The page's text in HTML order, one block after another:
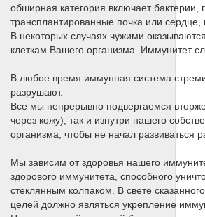
обширная категория включает
трансплантированные почка или
В некоторых случаях чужими
клеткам Вашего организма. Иммунитет
В любое время иммунная система
разрушают.
Все мы непрерывно подвергаемся
через кожу), так и изнутри нашего
организма, чтобы не начал развиваться
Мы зависим от здоровья нашего
здорового иммунитета, способного
стеклянным колпаком. В свете
целей должно являться укрепление